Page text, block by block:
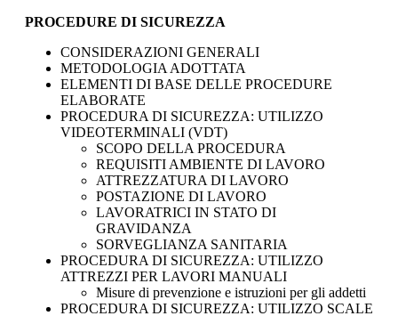
PROCEDURE DI SICUREZZA
CONSIDERAZIONI GENERALI
METODOLOGIA ADOTTATA
ELEMENTI DI BASE DELLE PROCEDURE
ELABORATE
PROCEDURA DI SICUREZZA: UTILIZZO
VIDEOTERMINALI (VDT)
SCOPO DELLA PROCEDURA
REQUISITI AMBIENTE DI LAVORO
ATTREZZATURA DI LAVORO
POSTAZIONE DI LAVORO
LAVORATRICI IN STATO DI
GRAVIDANZA
SORVEGLIANZA SANITARIA
PROCEDURA DI SICUREZZA: UTILIZZO
ATTREZZI PER LAVORI MANUALI
Misure di prevenzione e istruzioni per gli addetti
PROCEDURA DI SICUREZZA: UTILIZZO SCALE